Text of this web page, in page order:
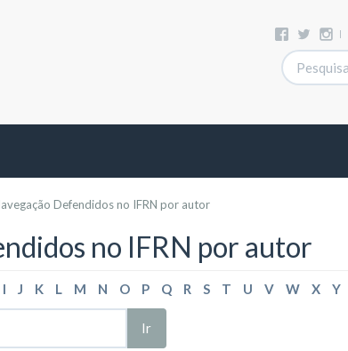
|
Defendidos no IFRN por autor
no IFRN por autor
I J K L M N O P Q R S T U V W X Y
Ir